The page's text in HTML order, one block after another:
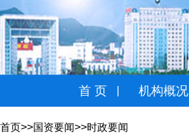
首 页 机构概况
首页>>国资要闻>>时政要闻